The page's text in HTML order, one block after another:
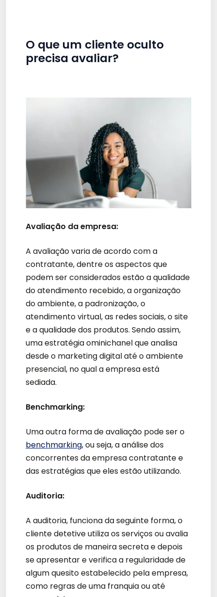
O que um cliente oculto
precisa avaliar?
Avaliação da empresa:
A avaliação varia de acordo com a
contratante, dentre os aspectos que
podem ser considerados estão a qualidade
do atendimento recebido, a organização
do ambiente, a padronização, o
atendimento virtual, as redes sociais, o site
e a qualidade dos produtos. Sendo assim,
uma estratégia ominichanel que analisa
desde o marketing digital até o ambiente
presencial, no qual a empresa está
sediada.
Benchmarking:
Uma outra forma de avaliação pode ser o
benchmarking, ou seja, a análise dos
concorrentes da empresa contratante e
das estratégias que eles estão utilizando.
Auditoria:
A auditoria, funciona da seguinte forma, o
cliente detetive utiliza os serviços ou avalia
os produtos de maneira secreta e depois
se apresentar e verifica a regularidade de
algum quesito estabelecido pela empresa,
como regras de uma franquia ou até